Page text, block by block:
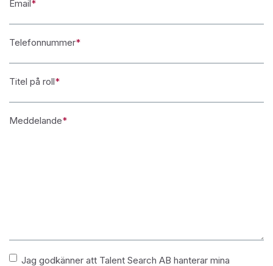
Email *
Telefonnummer*
Titel på roll*
Meddelande*
Namnlös*
Jag godkänner att Talent Search AB hanterar mina